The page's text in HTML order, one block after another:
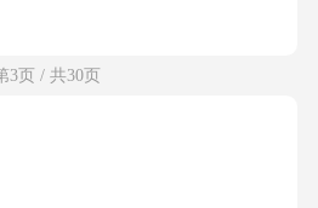
3页 / 共30页